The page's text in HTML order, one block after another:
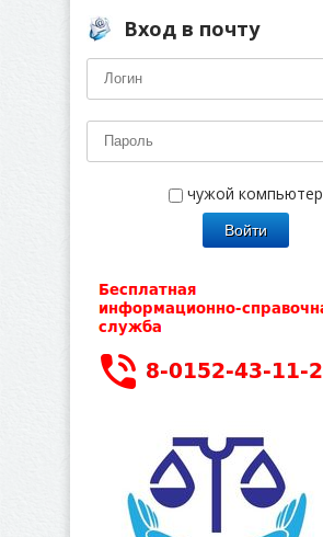
Вход в почту
чужой компьютер